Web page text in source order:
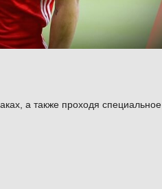
а также проходя специальное